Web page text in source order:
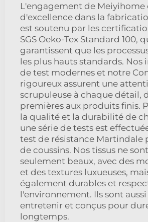
L'engagement de Meiyihome
d'excellence dans la
est soutenu par les
SGS Oeko-Tex Standard 100,
garantissent que les
les plus hauts standards. Nos
de test modernes et notre
rigoureux assurent une
scrupuleuse à chaque détail,
premières aux produits finis.
la qualité et la durabilité de
une série de tests est
test de résistance Martindale
de coussins. Nos tissus ne
seulement beaux, avec des
et des textures luxueuses,
également durables et
l'environnement. Ils sont aussi
entretenir et conçus pour
longtemps.